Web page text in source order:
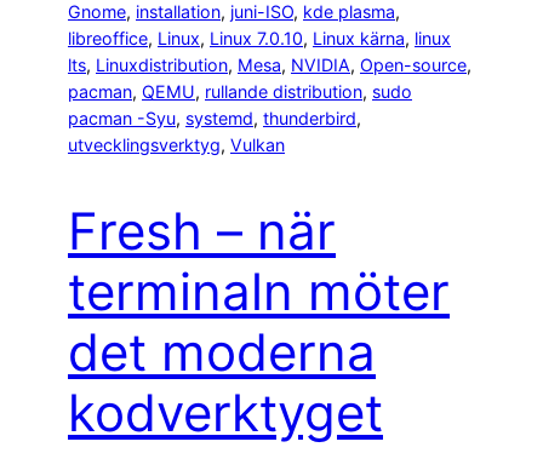
Gnome, installation, juni-ISO, kde plasma
libreoffice, Linux, Linux 7.0.10, Linux kärna, linux
lts, Linuxdistribution, Mesa, NVIDIA, Open-source
pacman, QEMU, rullande distribution, sudo
pacman -Syu, systemd, thunderbird
utvecklingsverktyg, Vulkan
Fresh – när
terminaln möter
det moderna
kodverktyget